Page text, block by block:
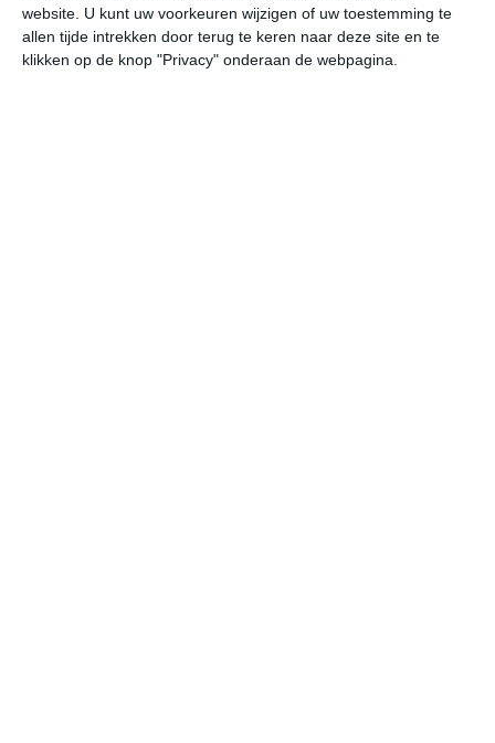
website. U kunt uw voorkeuren wijzigen of uw toestemming te
allen tijde intrekken door terug te keren naar deze site en te
klikken op de knop "Privacy" onderaan de webpagina.
15:00 18:00 21:00 00:00 03:00